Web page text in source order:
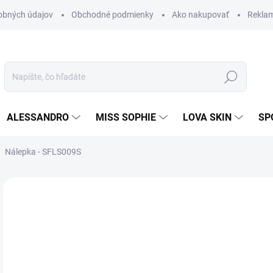
údajov Obchodné podmienky Ako nakupovať
Hľadať
ALESSANDRO MISS SOPHIE LOVA SKIN
Nálepka - SFLS009S